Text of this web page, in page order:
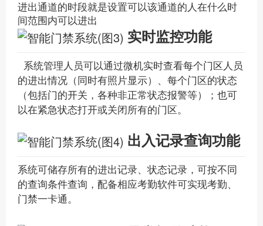
进出通道的时段就是设置可以该通道的人在什么时
间范围内可以进出
实时监控功能
系统管理人员可以通过微机实时查看每个门区人员
的进出情况（同时有照片显示）、每个门区的状态
（包括门的开关，各种非正常状态报警等）；也可
以在紧急状态打开或关闭所有的门区。
出入记录查询功能
系统可储存所有的进出记录、状态记录，可按不同
的查询条件查询，配备相应考勤软件可实现考勤、
门禁一卡通。